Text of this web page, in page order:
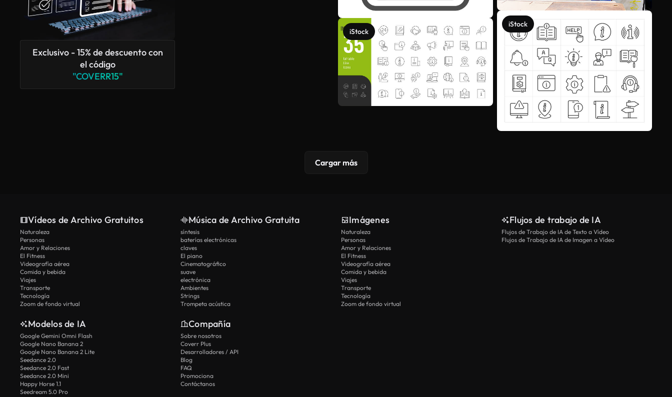
Exclusivo - 15% de descuento con
el código
"COVERR15"
iStock
iStock
Cargar más
Vídeos de Archivo Gratuitos
Naturaleza
Personas
Amor y Relaciones
El Fitness
Videografía aérea
Comida y bebida
Viajes
Transporte
Tecnología
Zoom de fondo virtual
Música de Archivo Gratuita
síntesis
baterías electrónicas
claves
El piano
Cinematográfico
suave
electrónica
Ambientes
Strings
Trompeta acústica
Imágenes
Naturaleza
Personas
Amor y Relaciones
El Fitness
Videografía aérea
Comida y bebida
Viajes
Transporte
Tecnología
Zoom de fondo virtual
Flujos de trabajo de IA
Flujos de Trabajo de IA de Texto a Vídeo
Flujos de Trabajo de IA de Imagen a Vídeo
Modelos de IA
Google Gemini Omni Flash
Google Nano Banana 2
Google Nano Banana 2 Lite
Seedance 2.0
Seedance 2.0 Fast
Seedance 2.0 Mini
Happy Horse 1.1
Seedream 5.0 Pro
Compañía
Sobre nosotros
Coverr Plus
Desarrolladores / API
Blog
FAQ
Promociona
Contáctanos